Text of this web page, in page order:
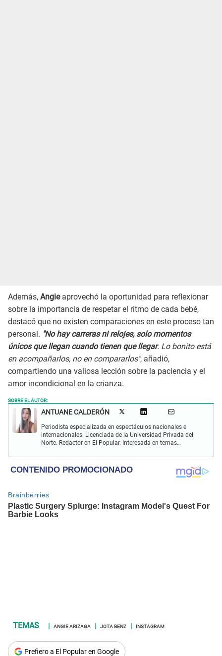
Además, Angie aprovechó la oportunidad para reflexionar
sobre la importancia de respetar el ritmo de cada bebé,
destacó que no existen comparaciones en este proceso tan
personal. "No hay carreras ni relojes, solo momentos
únicos que llegan cuando tienen que llegar. Lo bonito está
en acompañarlos, no en compararlos", añadió,
compartiendo una valiosa lección sobre la paciencia y el
amor incondicional en la crianza.
SOBRE EL AUTOR:
ANTUANE CALDERÓN
Periodista especializada en espectáculos nacionales e
internacionales. Licenciada de la Universidad Privada del
Norte. Redactor en El Popular. Interesada en temas
y televisión.
ANGIE ARIZAGA JOTA BENZ INSTAGRAM
Prefiero a El Popular en Google